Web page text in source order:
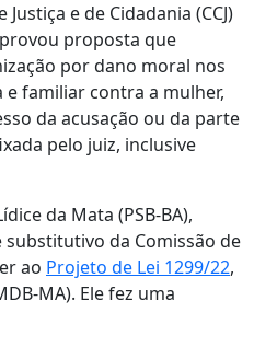
e de Cidadania (CCJ)
proposta que
por dano moral nos
e familiar contra a mulher,
da acusação ou da parte
pelo juiz, inclusive
da Mata (PSB-BA),
da Comissão de
ao Projeto de Lei 1299/22,
MA). Ele fez uma